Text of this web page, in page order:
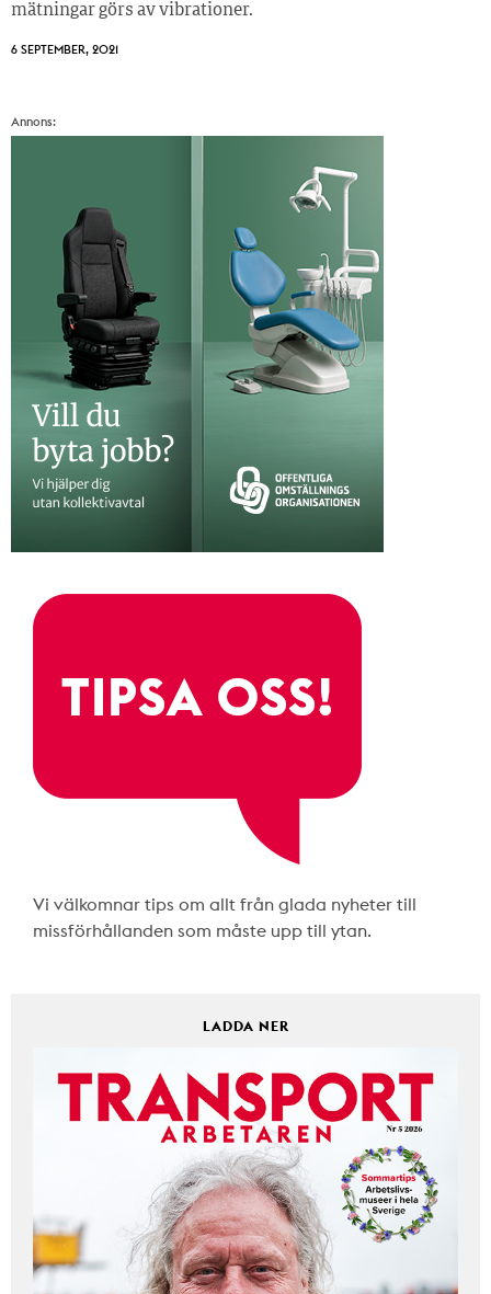
mätningar görs av vibrationer.
6 SEPTEMBER, 2021
Annons:
Vi välkomnar tips om allt från glada nyheter till
missförhållanden som måste upp till ytan.
LADDA NER